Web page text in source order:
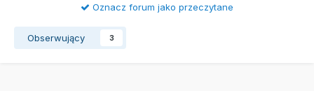
Oznacz forum jako przeczytane
Obserwujący 3